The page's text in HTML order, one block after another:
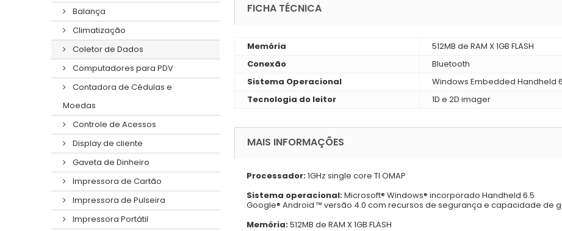
Balança
Climatização
Coletor de Dados
Computadores para PDV
Contadora de Cédulas e
Moedas
Controle de Acessos
Display de cliente
Gaveta de Dinheiro
Impressora de Cartão
Impressora de Pulseira
Impressora Portátil
FICHA TÉCNICA
Memória
512MB de RAM X 1GB FLASH
Conexão
Bluetooth
Sistema Operacional
Windows Embedded Handheld
Tecnologia do leitor
1D e 2D imager
MAIS INFORMAÇÕES
Processador:1GHz single core TI OMAP
Sistema operacional:Microsoft® Windows® incorporado Handheld 6.5
Google® Android ™ versão 4.0 com recursos de segurança e capacidade de
Memória:512MB de RAM X 1GB FLASH